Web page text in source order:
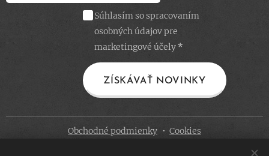
Súhlasím so spracovaním
osobných údajov pre
marketingové účely
ZÍSKÁVAŤ NOVINKY
Obchodné podmienky Cookies